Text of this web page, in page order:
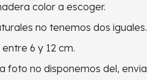
color a escoger.
no tenemos dos iguales.
6 y 12 cm.
foto no disponemos del,